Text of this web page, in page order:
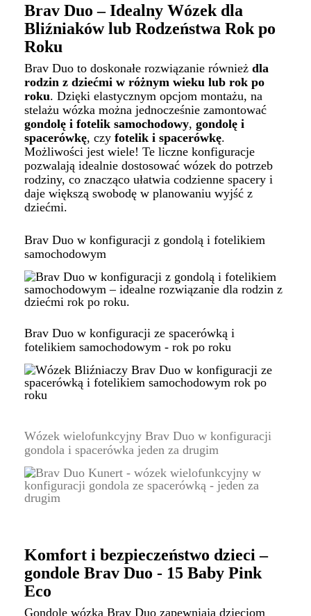
Brav Duo – Idealny Wózek dla
Bliźniaków lub Rodzeństwa Rok po
Roku
Brav Duo to doskonałe rozwiązanie również dla
rodzin z dziećmi w różnym wieku lub rok po
roku. Dzięki elastycznym opcjom montażu, na
stelażu wózka można jednocześnie zamontować
gondolę i fotelik samochodowy, gondolę i
spacerówkę, czy fotelik i spacerówkę.
Możliwości jest wiele! Te liczne konfiguracje
pozwalają idealnie dostosować wózek do potrzeb
rodziny, co znacząco ułatwia codzienne spacery i
daje większą swobodę w planowaniu wyjść z
dziećmi.
Brav Duo w konfiguracji z gondolą i fotelikiem
samochodowym
Brav Duo w konfiguracji ze spacerówką i
fotelikiem samochodowym - rok po roku
Wózek wielofunkcyjny Brav Duo w konfiguracji
gondola i spacerówka jeden za drugim
Komfort i bezpieczeństwo dzieci –
gondole Brav Duo - 15 Baby Pink
Eco
Gondole wózka Brav Duo zapewniają dzieciom